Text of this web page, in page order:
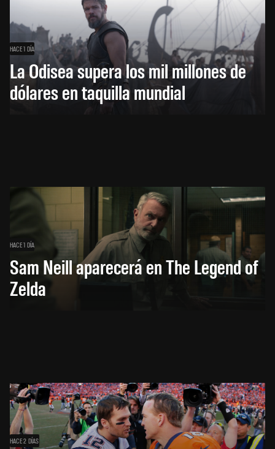
HACE 1 DÍA
La Odisea supera los mil millones de
dólares en taquilla mundial
HACE 1 DÍA
Sam Neill aparecerá en The Legend of
Zelda
HACE 2 DÍAS